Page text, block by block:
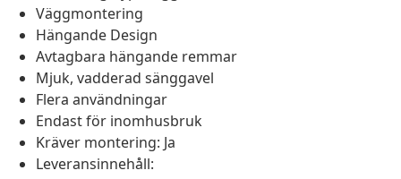
Väggmontering
Hängande Design
Avtagbara hängande remmar
Mjuk, vadderad sänggavel
Flera användningar
Endast för inomhusbruk
Kräver montering: Ja
Leveransinnehåll: